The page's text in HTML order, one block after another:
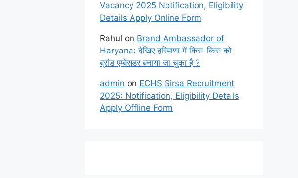
Vacancy 2025 Notification, Eligibility
Details Apply Online Form
Rahul on Brand Ambassador of
Haryana: देखिए हरियाणा में किस-किस को
ब्रांड एम्बेसडर बनाया जा चुका है ?
admin on ECHS Sirsa Recruitment
2025: Notification, Eligibility Details
Apply Offline Form